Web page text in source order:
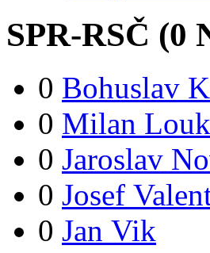
SPR-RSČ (0
0 Bohuslav
0 Milan
0 Jaroslav
0 Josef
0 Jan Vik